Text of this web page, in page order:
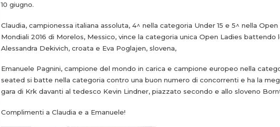
10 giugno.
Claudia, campionessa italiana assoluta, 4^ nella categoria Under 15 e 5^ nella
Mondiali 2016 di Morelos, Messico, vince la categoria unica Open Ladies battendo
Alessandra Dekivich, croata e Eva Poglajen, slovena,
Emanuele Pagnini, campione del mondo in carica e campione europeo nella
seated si batte nella categoria contro una buon numero di concorrenti e ha la
gara di Krk davanti al tedesco Kevin Lindner, piazzato secondo e allo sloveno
Complimenti a Claudia e a Emanuele!